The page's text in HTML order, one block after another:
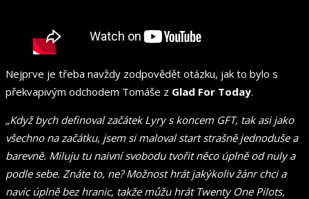
Nejprve je třeba navždy zodpovědět otázku, jak to bylo s
překvapivým odchodem Tomáše z Glad For Today.
„Když bych definoval začátek Lyry s koncem GFT, tak asi jako
všechno na začátku, jsem si maloval start strašně jednoduše a
barevně. Miluju tu naivní svobodu tvořit něco úplně od nuly a
podle sebe. Znáte to, ne? Možnost hrát jakýkoliv žánr chci a
navíc úplně bez hranic, takže můžu hrát Twenty One Pilots,